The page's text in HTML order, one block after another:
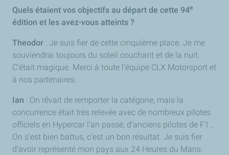
Quels étaient vos objectifs au départ de cette 94e
édition et les avez-vous atteints ?
Theodor : Je suis fier de cette cinquième place. Je me
souviendrai toujours du soleil couchant et de la nuit.
C’était magique. Merci à toute l’équipe CLX Motorsport et
à nos partenaires.
Ian : On rêvait de remporter la catégorie, mais la
concurrence était très relevée avec de nombreux pilotes
officiels en Hypercar l’an passé, d’anciens pilotes de F1…
On s’est bien battus, c’est un bon résultat. Je suis fier
d’avoir représenté mon pays aux 24 Heures du Mans.